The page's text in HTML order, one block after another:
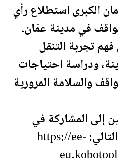
الكبرى استطلاع رأي
في مدينة عمّان.
تجربة التنقل
ودراسة احتياجات
والسلامة المرورية
إلى المشاركة في
الاستطلاع عبر الرابط التالي: https://ee-